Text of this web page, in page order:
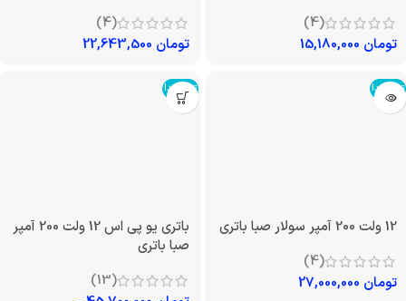
(4)
تومان
(4)
تومان
تمام شد!
12 ولت 200 آمپر سولار صبا باتری
(4)
تومان
تمام شد!
باتری یو پی اس 12 ولت 200 آمپر
صبا باتری
(13)